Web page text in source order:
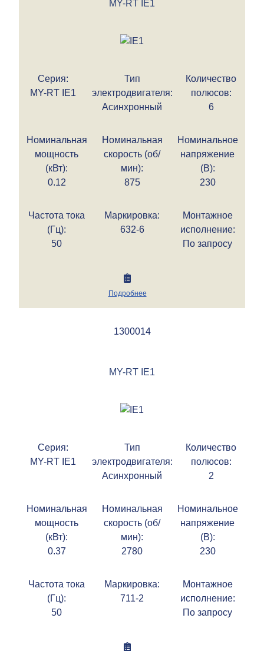
MY-RT IE1
Серия:
MY-RT IE1
Тип
электродвигателя:
Асинхронный
Количество
полюсов:
6
Номинальная
мощность
(кВт):
0.12
Номинальная
скорость (об/
мин):
875
Номинальное
напряжение
(В):
230
Частота тока
(Гц):
50
Маркировка:
632-6
Монтажное
исполнение:
По запросу
Подробнее
1300014
MY-RT IE1
Серия:
MY-RT IE1
Тип
электродвигателя:
Асинхронный
Количество
полюсов:
2
Номинальная
мощность
(кВт):
0.37
Номинальная
скорость (об/
мин):
2780
Номинальное
напряжение
(В):
230
Частота тока
(Гц):
50
Маркировка:
711-2
Монтажное
исполнение:
По запросу